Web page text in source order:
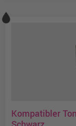
Kompatibler